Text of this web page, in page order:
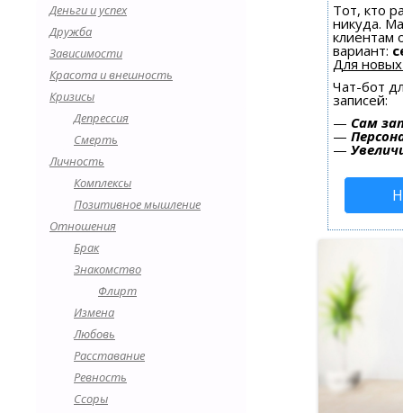
Тот, кто
никуда.
клиентам
вариант:
Для
Чат-бот
записей:
— Сам
—
—
Деньги и успех
Дружба
Зависимости
Красота и внешность
Кризисы
Депрессия
Смерть
Личность
Комплексы
Позитивное мышление
Отношения
Брак
Знакомство
Флирт
Измена
Любовь
Расставание
Ревность
Ссоры